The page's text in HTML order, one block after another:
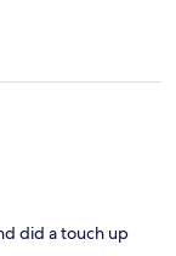
did a touch up